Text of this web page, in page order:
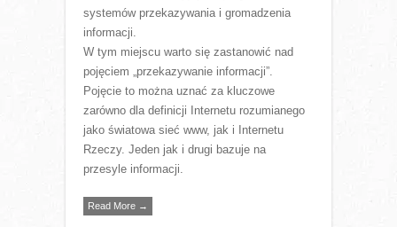
systemów przekazywania i gromadzenia
informacji.
W tym miejscu warto się zastanowić nad
pojęciem „przekazywanie informacji”.
Pojęcie to można uznać za kluczowe
zarówno dla definicji Internetu rozumianego
jako światowa sieć www, jak i Internetu
Rzeczy. Jeden jak i drugi bazuje na
przesyle informacji.
Read More →